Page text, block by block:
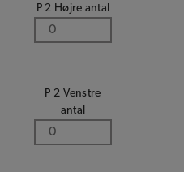
P 2 Højre antal
P 2 Venstre
antal